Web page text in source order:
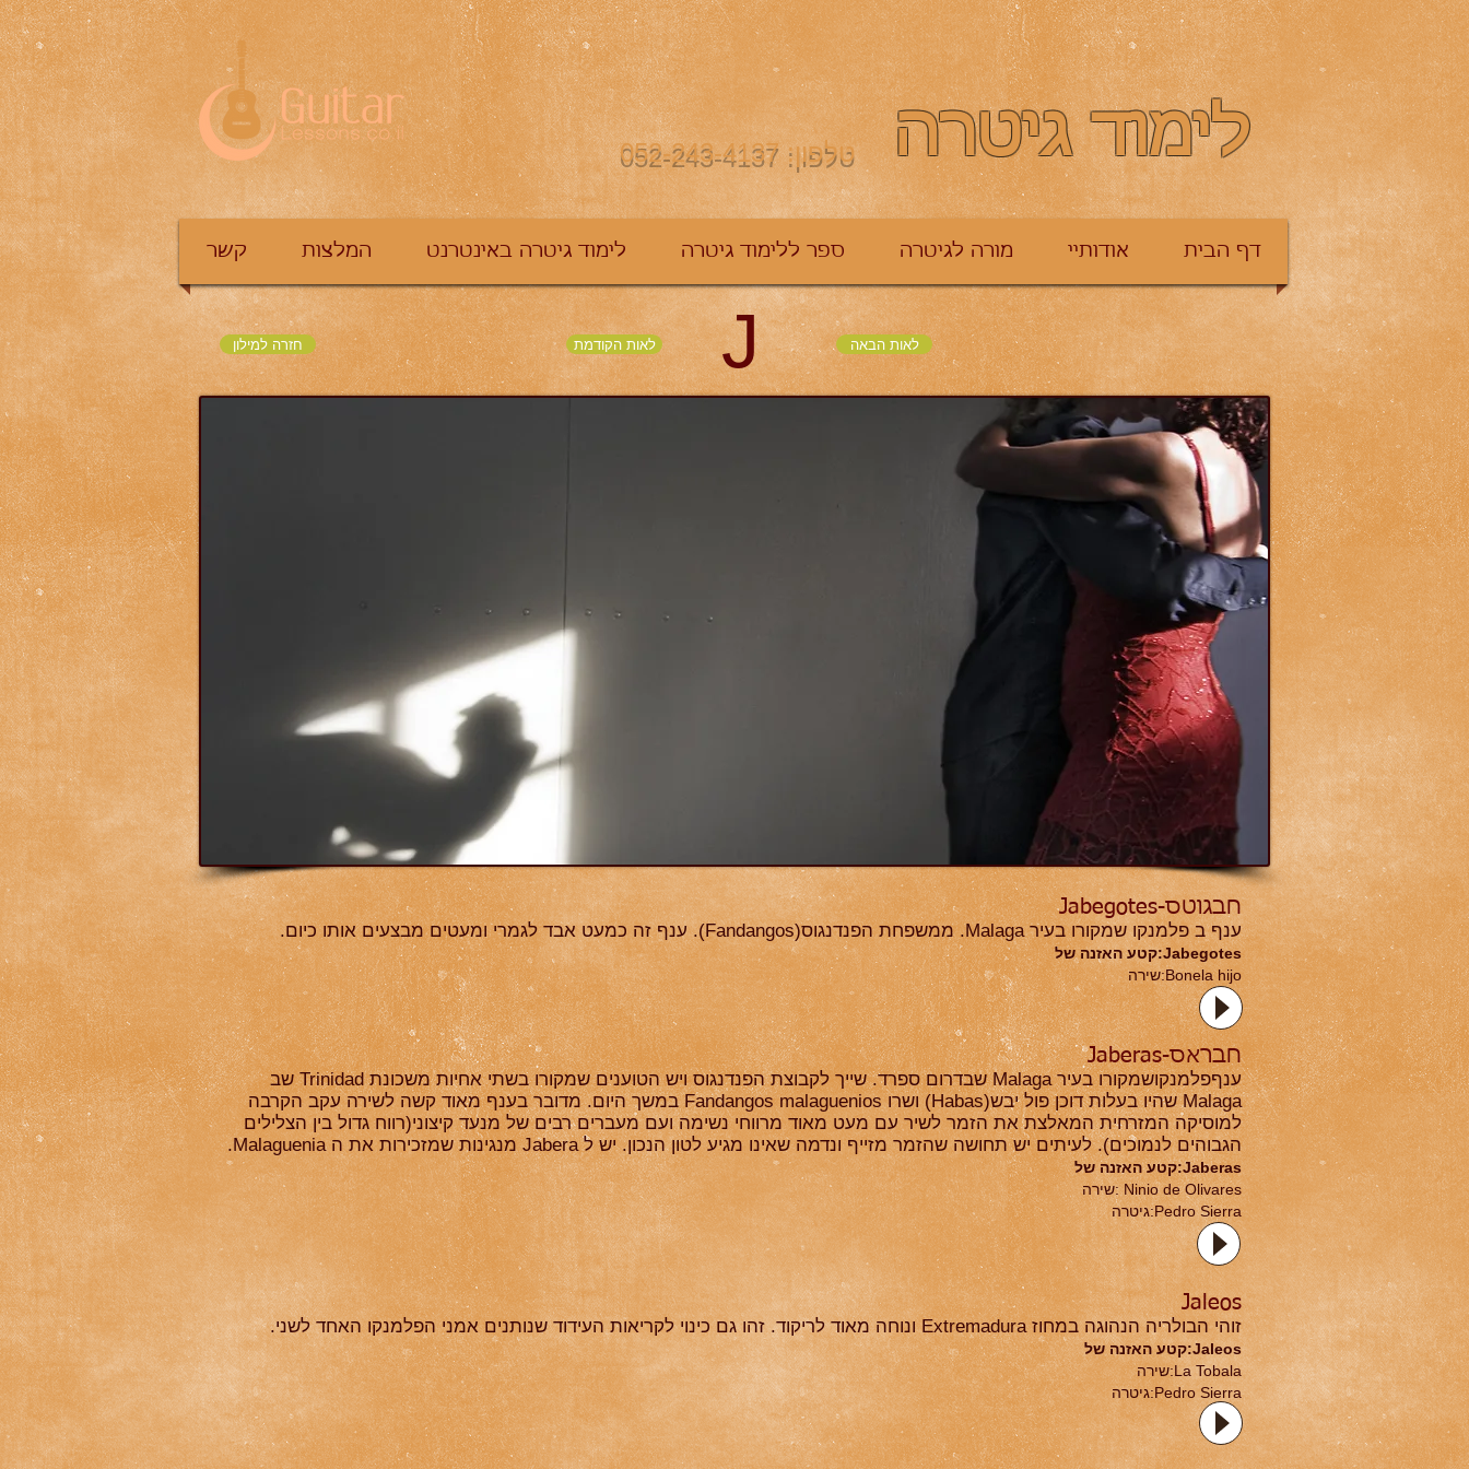
טלפון: 052-243-4137 לימוד גיטרה
קשר המלצות לימוד גיטרה באינטרנט ספר ללימוד גיטרה מורה לגיטרה אודותיי דף הבית
חזרה למילון לאות הקודמת J לאות הבאה
חבגוטס-Jabegotes
ענף ב פלמנקו שמקורו בעיר Malaga. ממשפחת הפנדנגוס(Fandangos). ענף זה כמעט אבד לגמרי ומעטים מבצעים אותו כיום.
Jabegotes:קטע האזנה של
Bonela hijo:שירה
חבראס-Jaberas
ענףפלמנקושמקורו בעיר Malaga שבדרום ספרד. שייך לקבוצת הפנדנגוס ויש הטוענים שמקורו בשתי אחיות משכונת Trinidad שב
Malaga שהיו בעלות דוכן פול יבש(Habas) ושרו Fandangos malaguenios במשך היום. מדובר בענף מאוד קשה לשירה עקב הקרבה
למוסיקה המזרחית המאלצת את הזמר לשיר עם מעט מאוד מרווחי נשימה ועם מעברים רבים של מנעד קיצוני(רווח גדול בין הצלילים
הגבוהים לנמוכים). לעיתים יש תחושה שהזמר מזייף ונדמה שאינו מגיע לטון הנכון. יש ל Jabera מנגינות שמזכירות את ה Malaguenia.
Jaberas:קטע האזנה של
Ninio de Olivares :שירה
Pedro Sierra:גיטרה
Jaleos
זוהי הבולריה הנהוגה במחוז Extremadura ונוחה מאוד לריקוד. זהו גם כינוי לקריאות העידוד שנותנים אמני הפלמנקו האחד לשני.
Jaleos:קטע האזנה של
La Tobala:שירה
Pedro Sierra:גיטרה